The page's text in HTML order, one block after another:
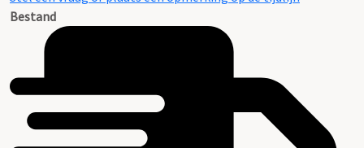
Bestand